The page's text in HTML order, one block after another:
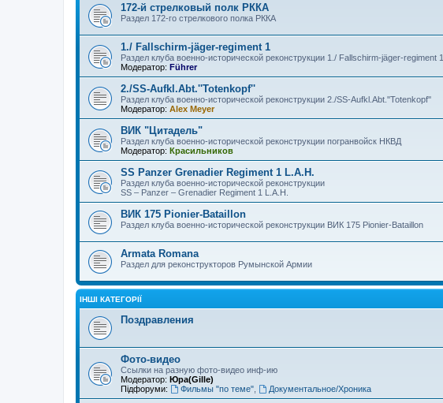
172-й стрелковый полк РККА
Раздел 172-го стрелкового полка РККА
1./ Fallschirm-jäger-regiment 1
Раздел клуба военно-исторической реконструкции 1./ Fallschirm-jäger-regiment 1
Модератор: Führer
2./SS-Aufkl.Abt.''Totenkopf''
Раздел клуба военно-исторической реконструкции 2./SS-Aufkl.Abt.''Totenkopf''
Модератор: Alex Meyer
ВИК "Цитадель"
Раздел клуба военно-исторической реконструкции погранвойск НКВД
Модератор: Красильников
SS Panzer Grenadier Regiment 1 L.A.H.
Раздел клуба военно-исторической реконструкции
SS – Panzer – Grenadier Regiment 1 L.A.H.
ВИК 175 Pionier-Bataillon
Раздел клуба военно-исторической реконструкции ВИК 175 Pionier-Bataillon
Armata Romana
Раздел для реконструкторов Румынской Армии
ІНШІ КАТЕГОРІЇ
Поздравления
Фото-видео
Ссылки на разную фото-видео инф-ию
Модератор: Юра(Gille)
Підфоруми:
Фильмы "по теме", Документальное/Хроника